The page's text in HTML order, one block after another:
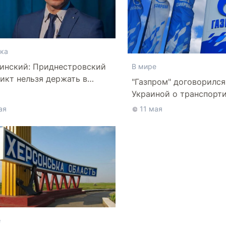
Приднестровский
нельзя держать в
В мире
"Газпром"
Украиной о
11 мая